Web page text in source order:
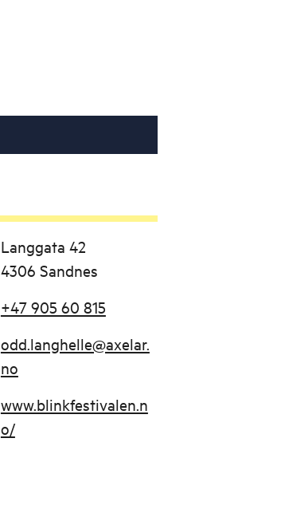
Langgata 42
4306 Sandnes
+47 905 60 815
odd.langhelle@axelar.
no
www.blinkfestivalen.n
o/